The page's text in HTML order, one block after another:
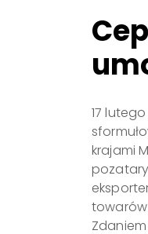
17
krajami
towarów